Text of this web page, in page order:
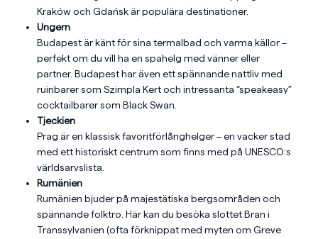
Kraków och Gdańsk är populära destinationer.
Ungern
Budapest är känt för sina termalbad och varma källor –
perfekt om du vill ha en spahelg med vänner eller
partner. Budapest har även ett spännande nattliv med
ruinbarer som Szimpla Kert och intressanta “speakeasy”
cocktailbarer som Black Swan.
Tjeckien
Prag är en klassisk favoritförlånghelger – en vacker stad
med ett historiskt centrum som finns med på UNESCO:s
världsarvslista.
Rumänien
Rumänien bjuder på majestätiska bergsområden och
spännande folktro. Här kan du besöka slottet Bran i
Transsylvanien (ofta förknippat med myten om Greve